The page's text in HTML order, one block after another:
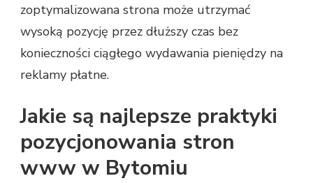
zoptymalizowana strona może utrzymać
wysoką pozycję przez dłuższy czas bez
konieczności ciągłego wydawania pieniędzy na
reklamy płatne.
Jakie są najlepsze praktyki
pozycjonowania stron
www w Bytomiu